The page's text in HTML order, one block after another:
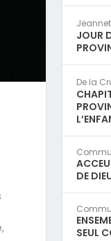
JOUR
De la
DE
SEUL